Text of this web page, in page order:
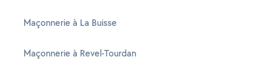
Maçonnerie à La Buisse
Maçonnerie à Revel-Tourdan